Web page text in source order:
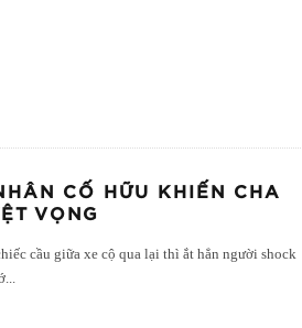
CỐ HỮU KHIẾN CHA
VỌNG
cầu giữa xe cộ qua lại thì ắt hẳn người shock